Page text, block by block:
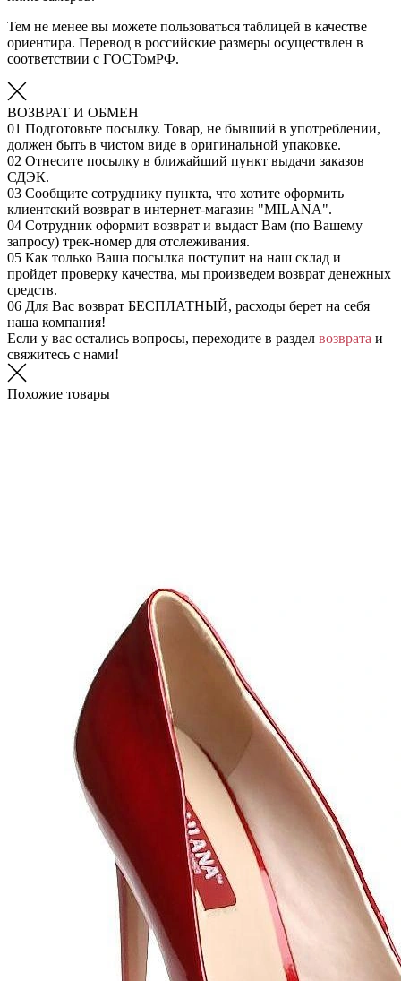
Тем не менее вы можете пользоваться таблицей в качестве
ориентира. Перевод в российские размеры осуществлен в
соответствии с ГОСТомРФ.
ВОЗВРАТ И ОБМЕН
01 Подготовьте посылку. Товар, не бывший в употреблении,
должен быть в чистом виде в оригинальной упаковке.
02 Отнесите посылку в ближайший пункт выдачи заказов
СДЭК.
03 Сообщите сотруднику пункта, что хотите оформить
клиентский возврат в интернет-магазин "MILANA".
04 Сотрудник оформит возврат и выдаст Вам (по Вашему
запросу) трек-номер для отслеживания.
05 Как только Ваша посылка поступит на наш склад и
пройдет проверку качества, мы произведем возврат денежных
средств.
06 Для Вас возврат БЕСПЛАТНЫЙ, расходы берет на себя
наша компания!
Если у вас остались вопросы, переходите в раздел возврата и
свяжитесь с нами!
Похожие товары